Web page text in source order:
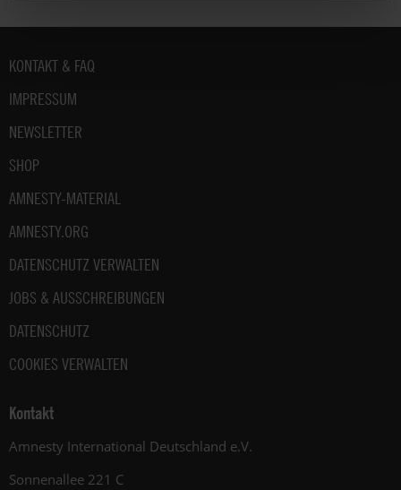
Fußbereich
KONTAKT & FAQ
IMPRESSUM
NEWSLETTER
SHOP
AMNESTY-MATERIAL
AMNESTY.ORG
DATENSCHUTZ VERWALTEN
JOBS & AUSSCHREIBUNGEN
DATENSCHUTZ
COOKIES VERWALTEN
Kontakt
Amnesty International Deutschland e.V.
Sonnenallee 221 C